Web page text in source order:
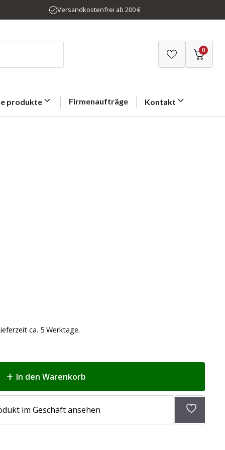
Versandkostenfrei ab 200 €
0
produkte Firmenaufträge Kontakt
ca. 5 Werktage.
In den Warenkorb
im Geschäft ansehen
Zur